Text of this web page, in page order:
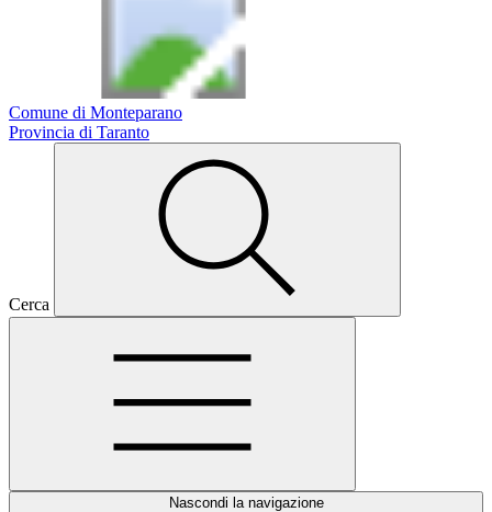
Comune di Monteparano
Provincia di Taranto
Cerca
Nascondi la navigazione